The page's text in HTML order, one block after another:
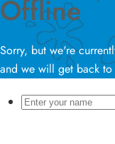
Offline
Sorry, but we're
and we will get back to